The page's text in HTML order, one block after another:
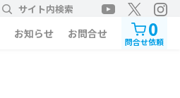
サイト内検索
お知らせ お問合せ 0
問合せ依頼